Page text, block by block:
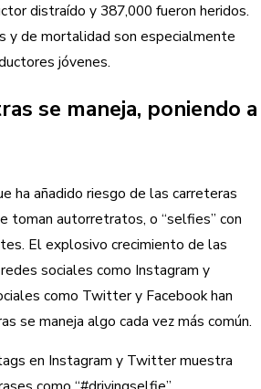
distraído y 387,000 fueron heridos.
y de mortalidad son especialmente
jóvenes.
se maneja, poniendo a
ha añadido riesgo de las carreteras
toman autorretratos, o “selfies” con
El explosivo crecimiento de las
sociales como Instagram y
como Twitter y Facebook han
se maneja algo cada vez más común.
en Instagram y Twitter muestra